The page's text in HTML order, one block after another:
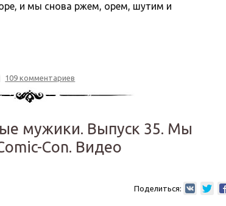
и мы снова ржем, орем, шутим и
109 комментариев
мужики. Выпуск 35. Мы
Con. Видео
Поделиться: